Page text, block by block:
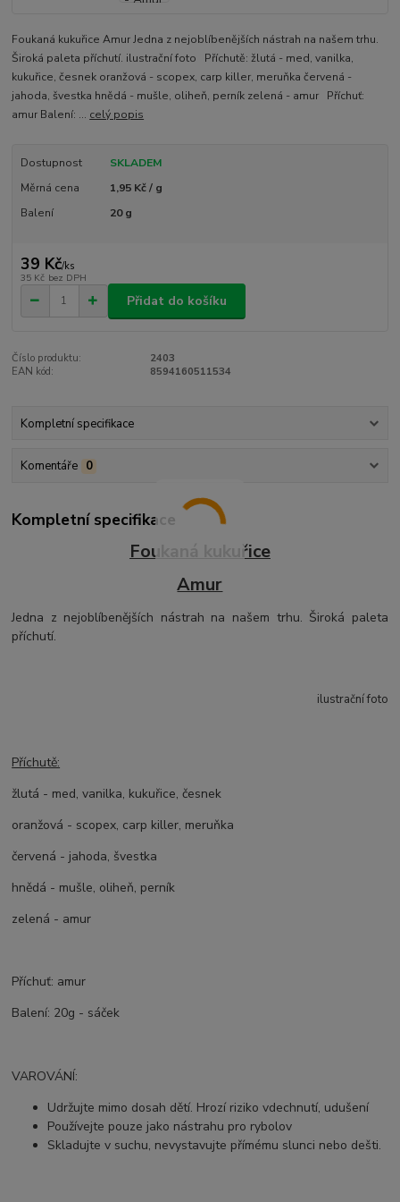
Foukaná kukuřice Amur Jedna z nejoblíbenějších nástrah na našem trhu.
Široká paleta příchutí. ilustrační foto Příchutě: žlutá - med, vanilka,
kukuřice, česnek oranžová - scopex, carp killer, meruňka červená -
jahoda, švestka hnědá - mušle, oliheň, perník zelená - amur Příchuť:
amur Balení: ... celý popis
Dostupnost
SKLADEM
Měrná cena
1,95 Kč / g
Balení
20 g
39 Kč/ks
35 Kč bez DPH
Přidat do košíku
Číslo produktu:
2403
EAN kód:
8594160511534
Kompletní specifikace
Komentáře 0
Kompletní specifikace
Foukaná kukuřice
Amur
Jedna z nejoblíbenějších nástrah na našem trhu. Široká paleta
příchutí.
ilustrační foto
Příchutě:
žlutá - med, vanilka, kukuřice, česnek
oranžová - scopex, carp killer, meruňka
červená - jahoda, švestka
hnědá - mušle, oliheň, perník
zelená - amur
Příchuť: amur
Balení: 20g - sáček
VAROVÁNÍ:
Udržujte mimo dosah dětí. Hrozí riziko vdechnutí, udušení
Používejte pouze jako nástrahu pro rybolov
Skladujte v suchu, nevystavujte přímému slunci nebo dešti.